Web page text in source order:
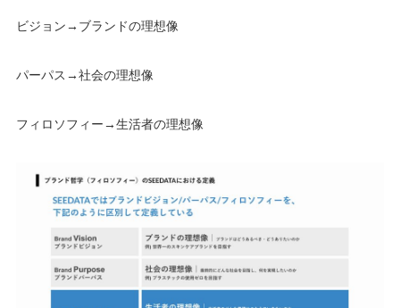
ビジョン→ブランドの理想像
パーパス→社会の理想像
フィロソフィー→生活者の理想像